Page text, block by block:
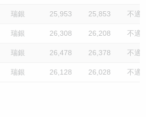
瑞銀 25,953 25,853 不適
瑞銀 26,308 26,208 不適
瑞銀 26,478 26,378 不適
瑞銀 26,128 26,028 不適